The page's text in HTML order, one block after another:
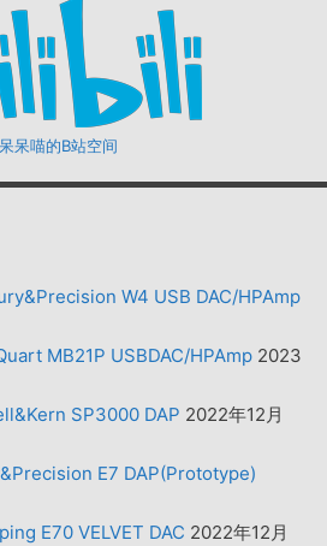
呆呆喵的B站空间
W4 USB DAC/HPAmp
MB21P USBDAC/HPAmp 2023
SP3000 DAP 2022年12月
E7 DAP(Prototype)
E70 VELVET DAC 2022年12月